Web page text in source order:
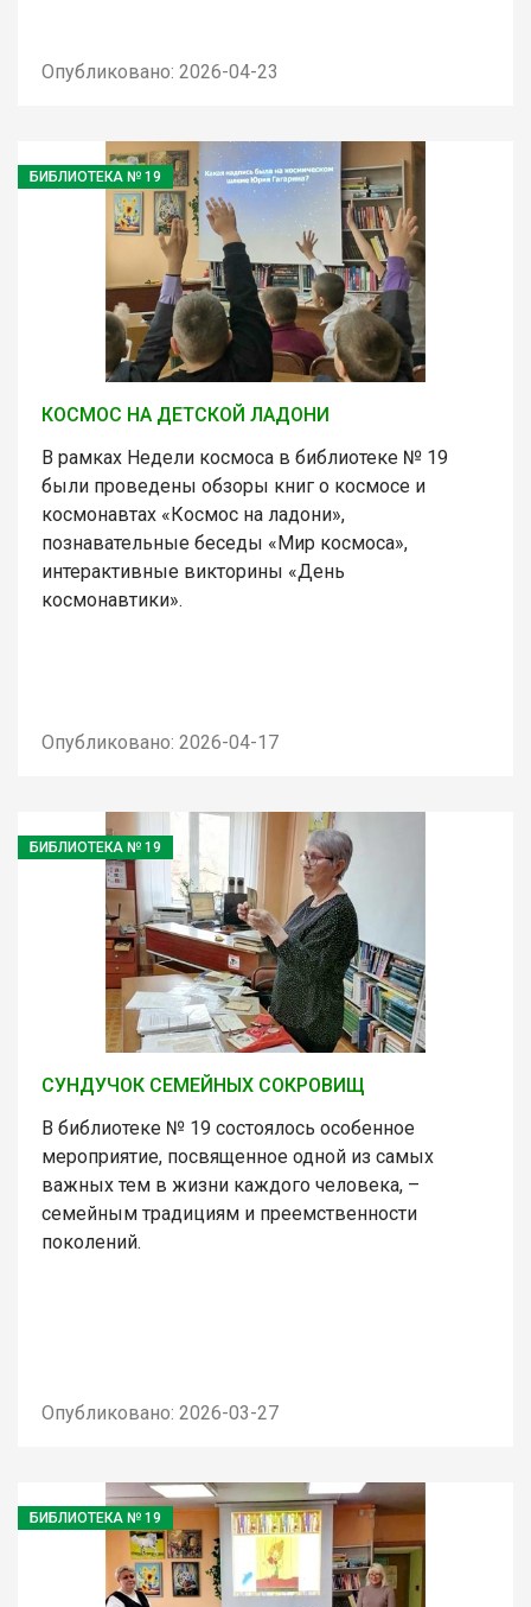
Опубликовано: 2026-04-23
БИБЛИОТЕКА № 19
КОСМОС НА ДЕТСКОЙ ЛАДОНИ
В рамках Недели космоса в библиотеке № 19
были проведены обзоры книг о космосе и
космонавтах «Космос на ладони»,
познавательные беседы «Мир космоса»,
интерактивные викторины «День
космонавтики».
Опубликовано: 2026-04-17
БИБЛИОТЕКА № 19
СУНДУЧОК СЕМЕЙНЫХ СОКРОВИЩ
В библиотеке № 19 состоялось особенное
мероприятие, посвященное одной из самых
важных тем в жизни каждого человека, –
семейным традициям и преемственности
поколений.
Опубликовано: 2026-03-27
БИБЛИОТЕКА № 19